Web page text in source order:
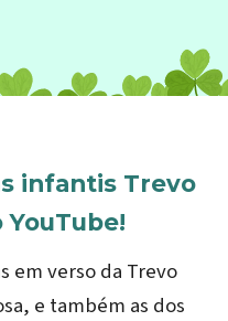
infantis Trevo
em verso da Trevo
e também as dos